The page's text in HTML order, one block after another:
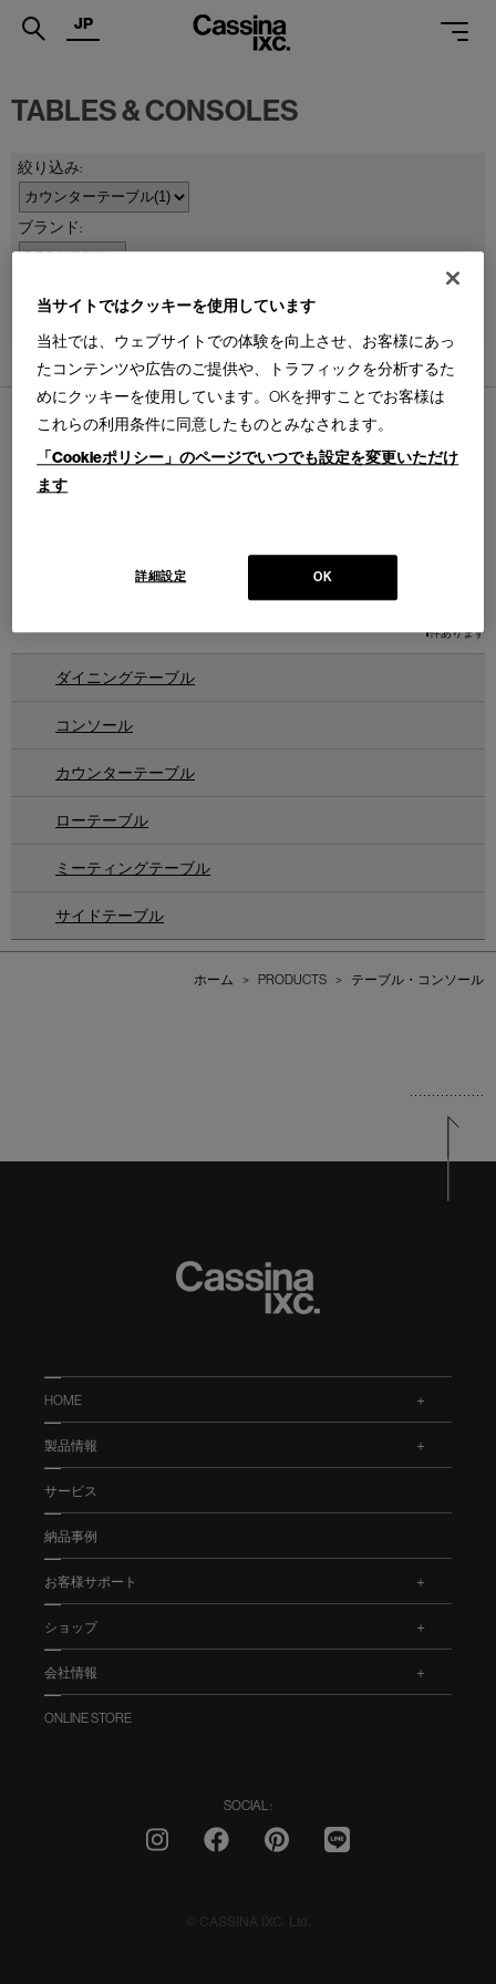
.
SERVICES
PROJECTS
SUPPORT
SHOPS
CATALOGUES
PROFESSIONAL
JP
TABLES & CONSOLES
1件あります
1件あります
ダイニングテーブル
コンソール
カウンターテーブル
ローテーブル
ミーティングテーブル
サイドテーブル
ホーム > PRODUCTS > テーブル・コンソール
HOME
製品情報
サービス
納品事例
お客様サポート
ショップ
会社情報
ONLINE STORE
SOCIAL :
© CASSINA IXC. Ltd.
当サイトではクッキーを使用しています
当社では、ウェブサイトでの体験を向上させ、お客様にあっ
たコンテンツや広告のご提供や、トラフィックを分析するた
めにクッキーを使用しています。OKを押すことでお客様は
これらの利用条件に同意したものとみなされます。
「Cookieポリシー」のページでいつでも設定を変更いただけ
ます
OK
詳細設定